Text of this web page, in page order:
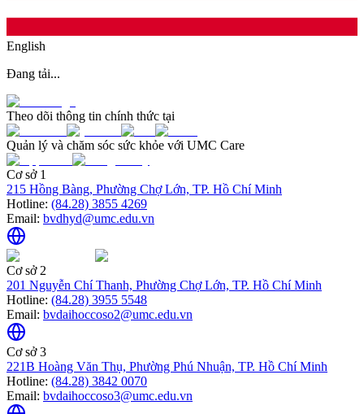
English
Đang tải...
Theo dõi thông tin chính thức tại
Quản lý và chăm sóc sức khỏe với UMC Care
Cơ sở 1
215 Hồng Bàng, Phường Chợ Lớn, TP. Hồ Chí Minh
Hotline: (84.28) 3855 4269
Email: bvdhyd@umc.edu.vn
Cơ sở 2
201 Nguyễn Chí Thanh, Phường Chợ Lớn, TP. Hồ Chí Minh
Hotline: (84.28) 3955 5548
Email: bvdaihoccoso2@umc.edu.vn
Cơ sở 3
221B Hoàng Văn Thụ, Phường Phú Nhuận, TP. Hồ Chí Minh
Hotline: (84.28) 3842 0070
Email: bvdaihoccoso3@umc.edu.vn